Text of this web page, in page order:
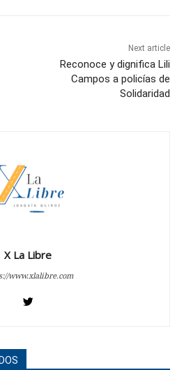
Next article
Reconoce y dignifica Lili
Campos a policías de
Solidaridad
X La Libre
www.xlalibre.com